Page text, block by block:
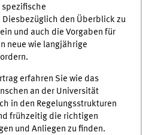
den Überblick zu
und auch die Vorgaben für
neue wie langjährige
erfahren Sie wie das
an der Universität
in den Regelungsstrukturen
frühzeitig die richtigen
und Anliegen zu finden.